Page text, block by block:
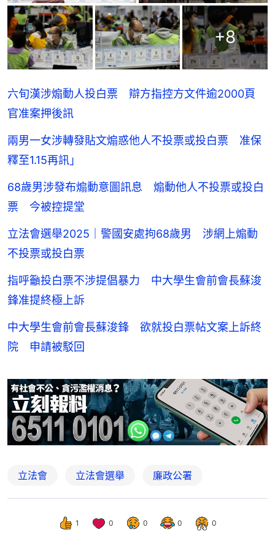
+8
六旬漢涉煽動人投白票 辯方指控方文件逾2000頁
官准案押後訊
兩男一女涉轉發貼文煽惑他人不投票或投白票 准保
釋至1.15再訊」
68歲男涉發布煽動意圖訊息 煽動他人不投票或投白
票 今被控提堂
立法會選舉2025｜警國安處拘68歲男 涉網上煽動
不投票或投白票
指呼籲投白票不涉提倡暴力 中大學生會前會長蘇浚
鋒准提終極上訴
中大學生會前會長蘇浚鋒 欲就投白票帖文案上訴終
院 申請被駁回
立法會 立法會選舉 廉政公署
1 0 0 0 0